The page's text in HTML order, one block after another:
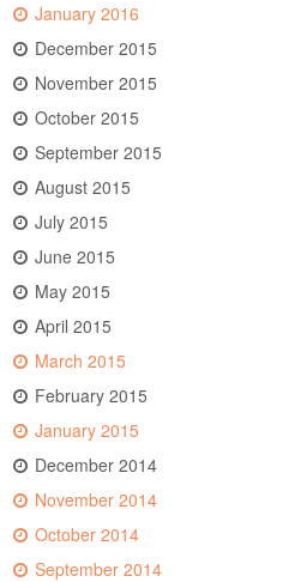
January 2016
December 2015
November 2015
October 2015
September 2015
August 2015
July 2015
June 2015
May 2015
April 2015
March 2015
February 2015
January 2015
December 2014
November 2014
October 2014
September 2014